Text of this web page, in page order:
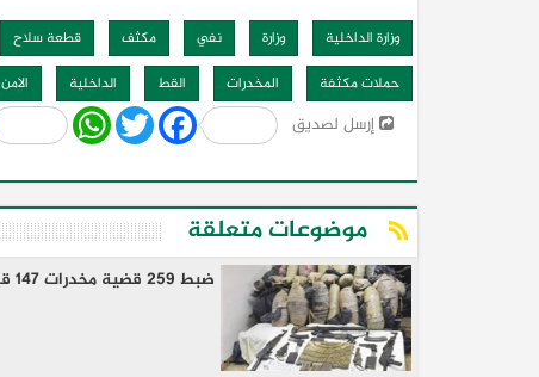
وزارة الداخلية وزارة نفي مكثف قطعة سلاح
حملات مكثفة
المخدرات القط الداخلية الامن
إرسل لصديق Share WhatsApp
Twitter Facebook
موضوعات متعلقة
ضبط 259 قضية مخدرات 147 قطعة سلاح نارى خلال 24ساعه